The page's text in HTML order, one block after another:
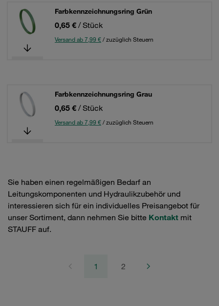
Farbkennzeichnungsring Grün
0,65 € / Stück
Versand ab 7,99 €/ zuzüglich Steuern
Farbkennzeichnungsring Grau
0,65 € / Stück
Versand ab 7,99 €/ zuzüglich Steuern
Sie haben einen regelmäßigen Bedarf an
Leitungskomponenten und Hydraulikzubehör und
interessieren sich für ein individuelles Preisangebot für
unser Sortiment, dann nehmen Sie bitte Kontakt mit
STAUFF auf.
1 2